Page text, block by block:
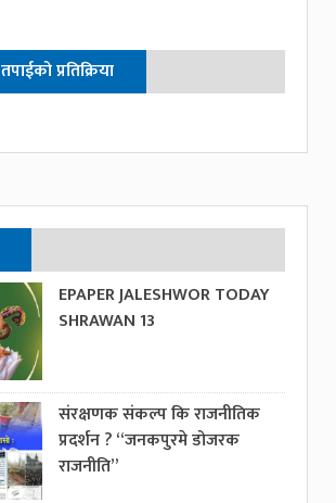
प्रतिक्रिया
EPAPER JALESHWOR TODAY
SHRAWAN 13
संरक्षणक संकल्प कि राजनीतिक
प्रदर्शन ? “जनकपुरमे डोजरक
राजनीति”